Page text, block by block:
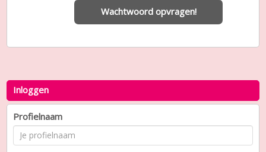
Wachtwoord opvragen!
Inloggen
Profielnaam